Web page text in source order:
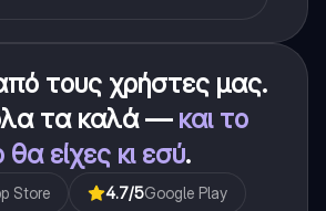
από τους χρήστες μας.
τα καλά — και το
θα είχες κι εσύ.
Store 4.7/5Google Play